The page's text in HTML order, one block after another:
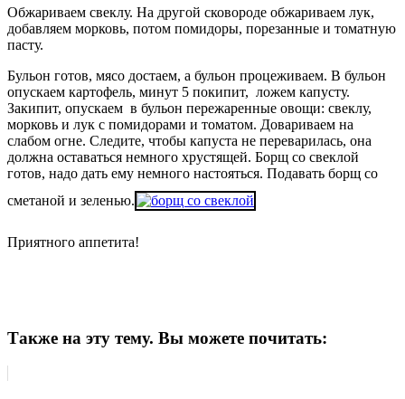
Обжариваем свеклу. На другой сковороде обжариваем лук,
добавляем морковь, потом помидоры, порезанные и томатную
пасту.
Бульон готов, мясо достаем, а бульон процеживаем. В бульон
опускаем картофель, минут 5 покипит, ложем капусту.
Закипит, опускаем в бульон пережаренные овощи: свеклу,
морковь и лук с помидорами и томатом. Довариваем на
слабом огне. Следите, чтобы капуста не переварилась, она
должна оставаться немного хрустящей. Борщ со свеклой
готов, надо дать ему немного настояться. Подавать борщ со
сметаной и зеленью.
Приятного аппетита!
Также на эту тему. Вы можете почитать: